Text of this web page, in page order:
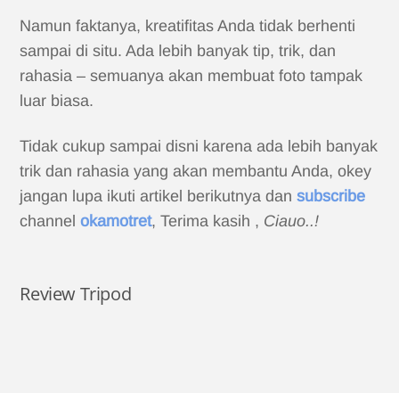
Namun faktanya, kreatifitas Anda tidak berhenti
sampai di situ. Ada lebih banyak tip, trik, dan
rahasia – semuanya akan membuat foto tampak
luar biasa.
Tidak cukup sampai disni karena ada lebih banyak
trik dan rahasia yang akan membantu Anda, okey
jangan lupa ikuti artikel berikutnya dansubscribe
channelokamotret, Terima kasih , Ciauo..!
Review Tripod